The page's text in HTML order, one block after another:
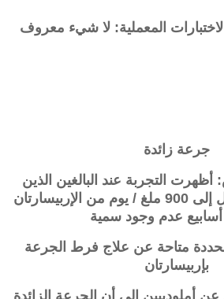
المعملية: لا شيء معروف
جرعة زائدة
أظهرت التجربة عند البالغين الذين
تعرضوا لجرعات تصل إلى 900 ملغ / يوم من الإربيسارتان
متاحة عن علاج فرط الجرعة
بإربيسارتان
عن أملوديبين إلى أن الجرعة الزائدة